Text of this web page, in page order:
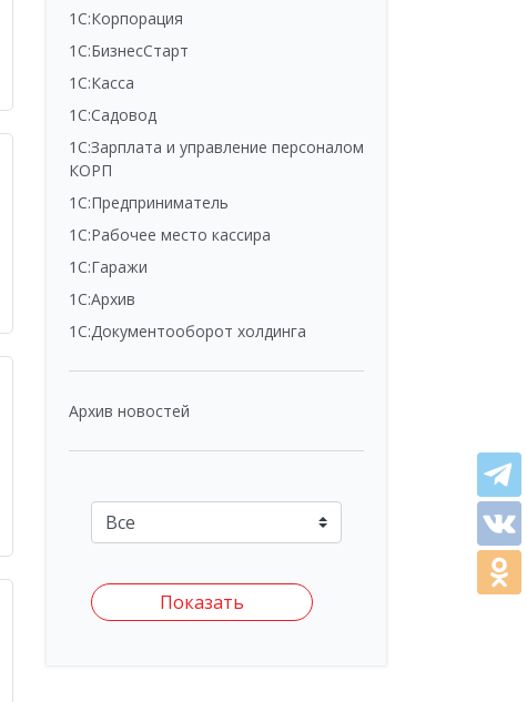
1С:Корпорация
1С:БизнесСтарт
1С:Касса
1С:Садовод
1С:Зарплата и управление персоналом
КОРП
1С:Предприниматель
1С:Рабочее место кассира
1С:Гаражи
1С:Архив
1С:Документооборот холдинга
Архив новостей
Показать